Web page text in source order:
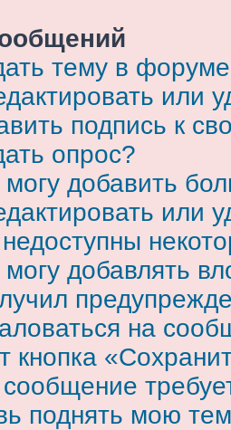
тему в
или
подпись к
опрос?
добавить
или
добавлять
на
кнопка
поднять мою